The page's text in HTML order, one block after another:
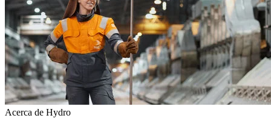
Acerca de Hydro